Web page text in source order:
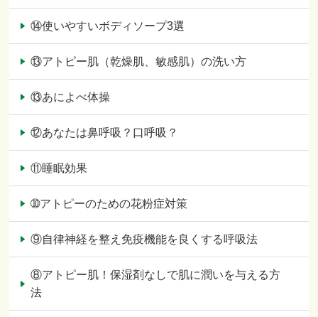
⑭使いやすいボディソープ3選
⑬アトピー肌（乾燥肌、敏感肌）の洗い方
⑬あによべ体操
⑫あなたは鼻呼吸？口呼吸？
⑪睡眠効果
➉アトピーのための花粉症対策
⑨自律神経を整え免疫機能を良くする呼吸法
⑧アトピー肌！保湿剤なしで肌に潤いを与える方
法